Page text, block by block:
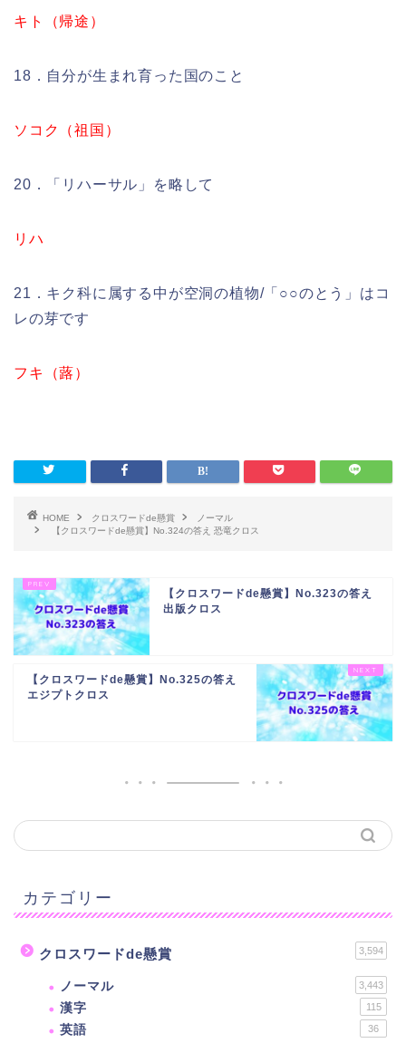
キト（帰途）
18．自分が生まれ育った国のこと
ソコク（祖国）
20．「リハーサル」を略して
リハ
21．キク科に属する中が空洞の植物/「○○のとう」はコ
レの芽です
フキ（蕗）
HOME クロスワードde懸賞
ノーマル
【クロスワードde懸賞】No.324の答え 恐竜クロス
【クロスワードde懸賞】No.323の答え
出版クロス
【クロスワードde懸賞】No.325の答え
エジプトクロス
カテゴリー
クロスワードde懸賞 3,594
ノーマル 3,443
漢字 115
英語 36